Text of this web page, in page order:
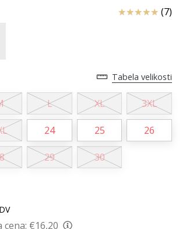
Ocena izdelka
(7)
Tabela velikosti
L XL 3XL
24 25 26
29 30
cena: €16,20